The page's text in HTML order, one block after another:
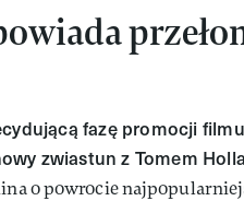
fazę promocji
zwiastun z Tomem
o powrocie